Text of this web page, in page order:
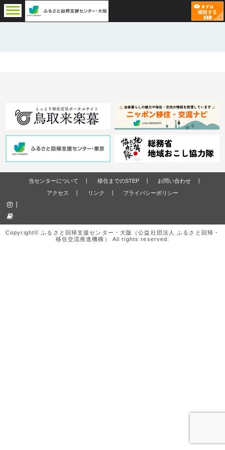
当センターについて 移住までのSTEP
お問い合わせ
アクセス
リンク プライバシーポリシー
Copyright© ふるさと回帰支援センター・大阪（公益社団法人 ふるさと回帰・
移住交流推進機構） All rights reserved.